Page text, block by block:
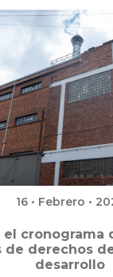
16 • Febrero •
cronograma
de derechos
desarrollo